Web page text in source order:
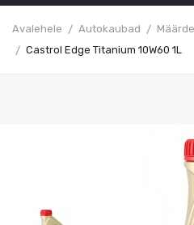
Avalehele Autokaubad
Castrol Edge Titanium 10W60 1L